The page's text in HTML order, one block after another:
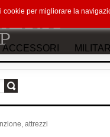
ACCESSORI
attrezzi
per migliorare la